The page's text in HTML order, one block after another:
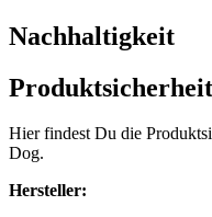
Nachhaltigkeit
Produktsicherheit
Hier findest Du die
Dog.
Hersteller: